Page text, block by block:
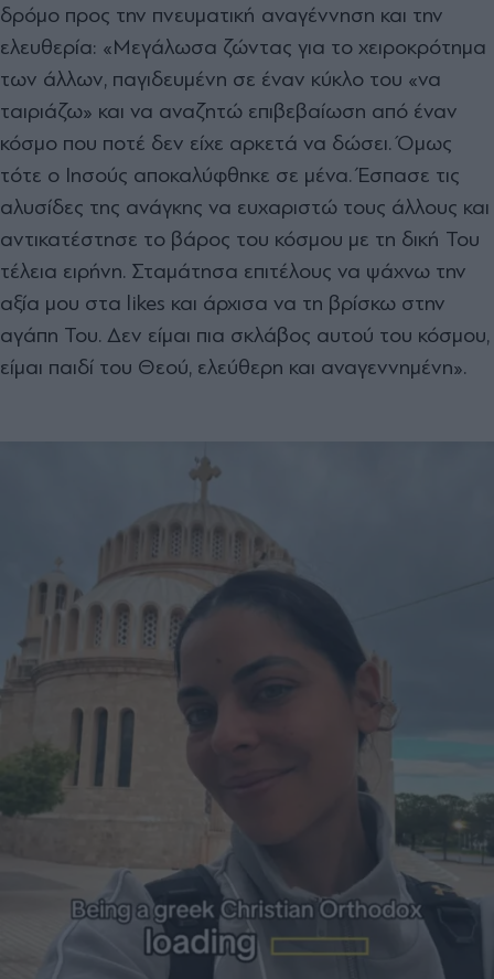
δρόμο προς την πνευματική αναγέννηση και την
ελευθερία: «Μεγάλωσα ζώντας για το χειροκρότημα
των άλλων, παγιδευμένη σε έναν κύκλο του «να
ταιριάζω» και να αναζητώ επιβεβαίωση από έναν
κόσμο που ποτέ δεν είχε αρκετά να δώσει. Όμως
τότε ο Ιησούς αποκαλύφθηκε σε μένα. Έσπασε τις
αλυσίδες της ανάγκης να ευχαριστώ τους άλλους και
αντικατέστησε το βάρος του κόσμου με τη δική Του
τέλεια ειρήνη. Σταμάτησα επιτέλους να ψάχνω την
αξία μου στα likes και άρχισα να τη βρίσκω στην
αγάπη Του. Δεν είμαι πια σκλάβος αυτού του κόσμου,
είμαι παιδί του Θεού, ελεύθερη και αναγεννημένη».